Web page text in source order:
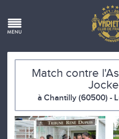
Match contre
à Chantilly (60500) -